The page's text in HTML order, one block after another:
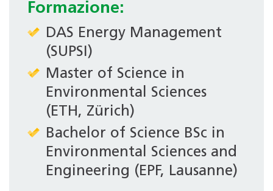
Formazione:
DAS Energy Management
(SUPSI)
Master of Science in
Environmental Sciences
(ETH, Zürich)
Bachelor of Science BSc in
Environmental Sciences and
Engineering (EPF, Lausanne)